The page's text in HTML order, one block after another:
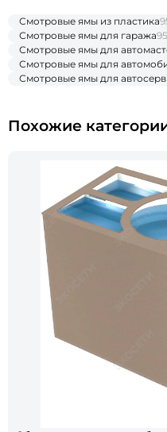
Смотровые ямы из пластика
Смотровые ямы для гаража95
Смотровые ямы для
Смотровые ямы для
Смотровые ямы для
Похожие